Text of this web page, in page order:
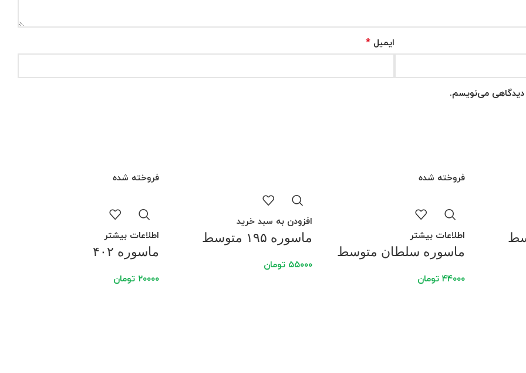
ایمیل *
دیدگاهی می‌نویسم.
فروخته شده
اطلاعات بیشتر
ماسوره سلطان متوسط
۴۴۰۰۰ تومان
افزودن به سبد خرید
ماسوره ۱۹۵ متوسط
۵۵۰۰۰ تومان
فروخته شده
اطلاعات بیشتر
ماسوره ۴۰۲
۲۰۰۰۰ تومان